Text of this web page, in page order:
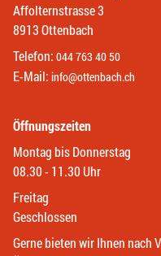
Affolternstrasse 3
8913 Ottenbach
Telefon: 044 763 40 50
E-Mail: info@ottenbach.ch
Öffnungszeiten
Montag bis Donnerstag
08.30 - 11.30 Uhr
Freitag
Geschlossen
Gerne bieten wir Ihnen nach